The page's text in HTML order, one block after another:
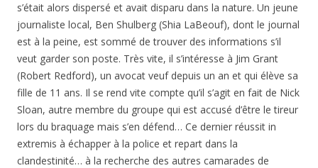
s’était alors dispersé et avait disparu dans la nature. Un jeune
journaliste local, Ben Shulberg (Shia LaBeouf), dont le journal
est à la peine, est sommé de trouver des informations s’il
veut garder son poste. Très vite, il s’intéresse à Jim Grant
(Robert Redford), un avocat veuf depuis un an et qui élève sa
fille de 11 ans. Il se rend vite compte qu’il s’agit en fait de Nick
Sloan, autre membre du groupe qui est accusé d’être le tireur
lors du braquage mais s’en défend… Ce dernier réussit in
extremis à échapper à la police et repart dans la
clandestinité… à la recherche des autres camarades de